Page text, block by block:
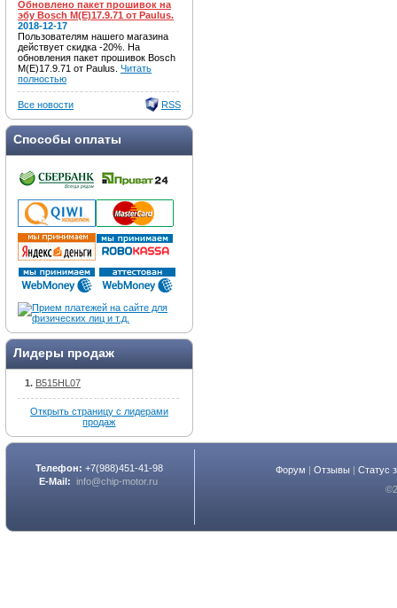
Обновлено пакет прошивок на
эбу Bosch M(E)17.9.71 от Paulus.
2018-12-17
Пользователям нашего магазина
действует скидка -20%. На
обновления пакет прошивок Bosch
M(E)17.9.71 от Paulus. Читать
полностью
Все новости RSS
Способы оплаты
Лидеры продаж
B515HL07
Открыть страницу с лидерами
продаж
Телефон: +7(988)451-41-98
E-Mail: info@chip-motor.ru
Форум |Отзывы |Статус